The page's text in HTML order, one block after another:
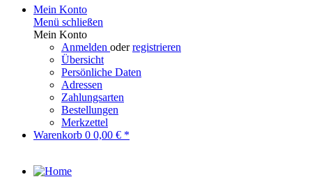
Mein Konto
Menü schließen
Mein Konto
Anmelden oderregistrieren
Übersicht
Persönliche Daten
Adressen
Zahlungsarten
Bestellungen
Merkzettel
Warenkorb 0 0,00 € *